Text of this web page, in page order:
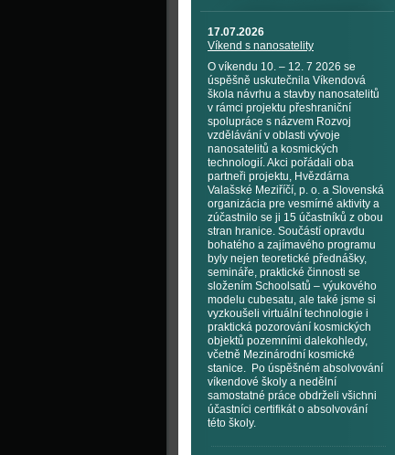
17.07.2026
Víkend s nanosatelity
O víkendu 10. – 12. 7 2026 se
úspěšně uskutečnila Víkendová
škola návrhu a stavby nanosatelitů
v rámci projektu přeshraniční
spolupráce s názvem Rozvoj
vzdělávání v oblasti vývoje
nanosatelitů a kosmických
technologií. Akci pořádali oba
partneři projektu, Hvězdárna
Valašské Meziříčí, p. o. a Slovenská
organizácia pre vesmírné aktivity a
zúčastnilo se ji 15 účastníků z obou
stran hranice. Součástí opravdu
bohatého a zajímavého programu
byly nejen teoretické přednášky,
semináře, praktické činnosti se
složením Schoolsatů – výukového
modelu cubesatu, ale také jsme si
vyzkoušeli virtuální technologie i
praktická pozorování kosmických
objektů pozemními dalekohledy,
včetně Mezinárodní kosmické
stanice. Po úspěšném absolvování
víkendové školy a nedělní
samostatné práce obdrželi všichni
účastníci certifikát o absolvování
této školy.